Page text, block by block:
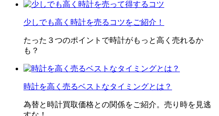
少しでも高く時計を売るコツをご紹介！
たった３つのポイントで時計がもっと高く売れるか
も？
時計を高く売るベストなタイミングとは？
為替と時計買取価格との関係をご紹介。売り時を見逃